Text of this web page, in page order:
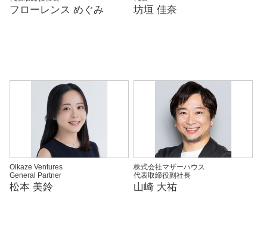
フローレンス めぐみ 坊垣 佳奈
Oikaze Ventures
General Partner
松本 美鈴
株式会社マザーハウス
代表取締役副社長
山崎 大祐